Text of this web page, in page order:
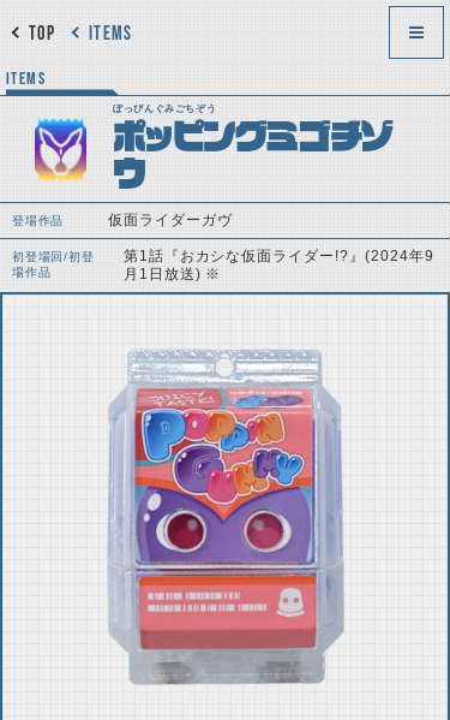
ITEMS
TOP
ITEMS
ぽっぴんぐみごちぞう
ポッピングミゴチゾ
ウ
登場作品 仮面ライダーガヴ
初登場回/初登
場作品
第1話『おカシな仮面ライダー!?』(2024年9
月1日放送) ※